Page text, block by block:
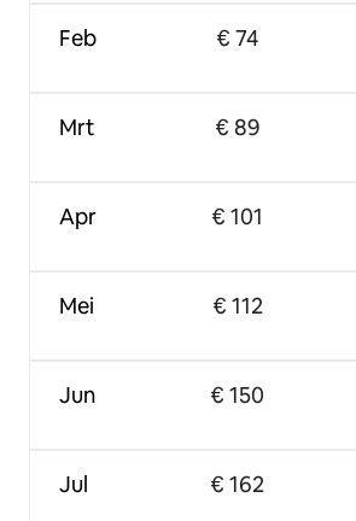
Feb
Mrt
Apr
Mei
Jun
Jul
€ 74
€ 89
€ 101
€ 112
€ 150
€ 162